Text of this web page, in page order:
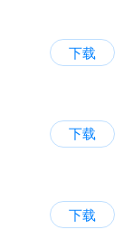
下载
下载
下载